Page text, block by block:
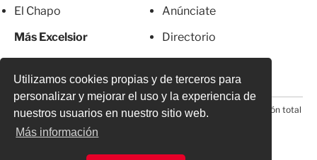
Utilizamos cookies propias y de terceros para
personalizar y mejorar el uso y la experiencia de
nuestros usuarios en nuestro sitio web.
Más información
El Chapo
Más Excelsior
Anúnciate
Directorio
© 2026 Todos los derechos reservados. Prohibida la reproducción total
o parcial, incluyendo cualquier medio electrónico*